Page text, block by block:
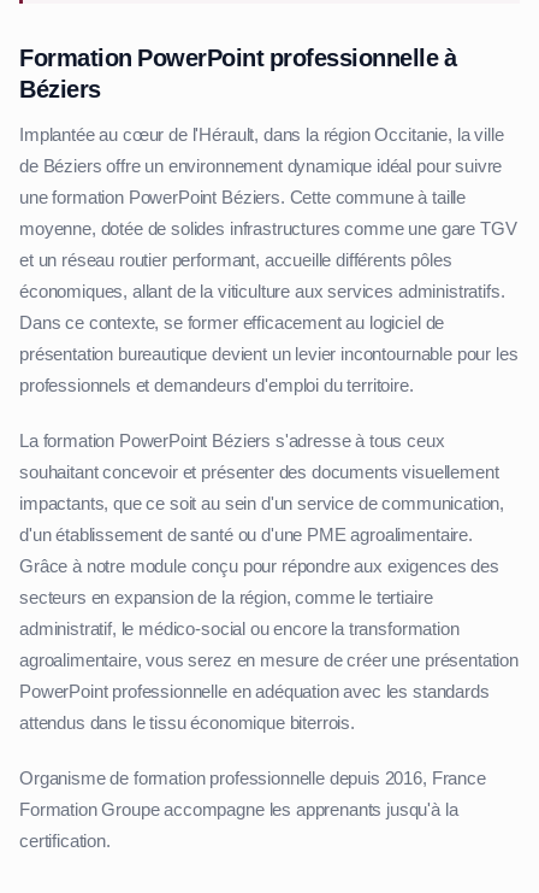
Formation PowerPoint professionnelle à
Béziers
Implantée au cœur de l'Hérault, dans la région Occitanie, la ville
de Béziers offre un environnement dynamique idéal pour suivre
une formation PowerPoint Béziers. Cette commune à taille
moyenne, dotée de solides infrastructures comme une gare TGV
et un réseau routier performant, accueille différents pôles
économiques, allant de la viticulture aux services administratifs.
Dans ce contexte, se former efficacement au logiciel de
présentation bureautique devient un levier incontournable pour les
professionnels et demandeurs d'emploi du territoire.
La formation PowerPoint Béziers s'adresse à tous ceux
souhaitant concevoir et présenter des documents visuellement
impactants, que ce soit au sein d'un service de communication,
d'un établissement de santé ou d'une PME agroalimentaire.
Grâce à notre module conçu pour répondre aux exigences des
secteurs en expansion de la région, comme le tertiaire
administratif, le médico-social ou encore la transformation
agroalimentaire, vous serez en mesure de créer une présentation
PowerPoint professionnelle en adéquation avec les standards
attendus dans le tissu économique biterrois.
Organisme de formation professionnelle depuis 2016, France
Formation Groupe accompagne les apprenants jusqu'à la
certification.